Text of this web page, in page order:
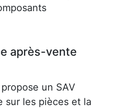
après-vente
un SAV
sur les pièces et la